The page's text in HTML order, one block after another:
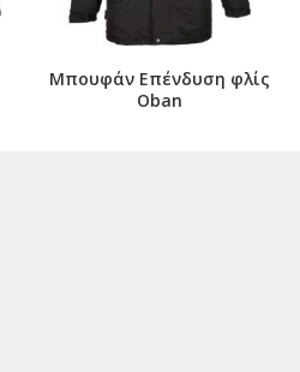
Μπουφάν Επένδυση φλίς
Oban